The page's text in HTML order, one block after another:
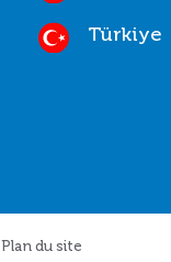
Türkiye
Plan du site